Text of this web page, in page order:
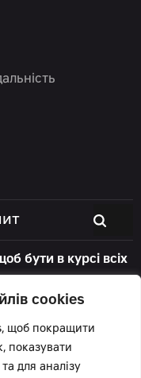
cookies
щоб покращити
показувати
для аналізу
бути в курсі всіх